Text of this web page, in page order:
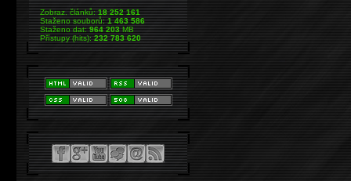
Zobraz. článků:18 252 161
Staženo souborů:1 463 586
Staženo dat:964 203MB
Přístupy (hits):232 783 620